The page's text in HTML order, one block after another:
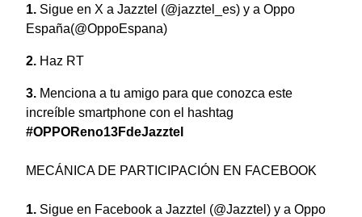
Sigue en X a Jazztel (@jazztel_es) y a Oppo
España(@OppoEspana)
Haz RT
Menciona a tu amigo para que conozca este
increíble smartphone con el hashtag
#OPPOReno13FdeJazztel
MECÁNICA DE PARTICIPACIÓN EN FACEBOOK
Sigue en Facebook a Jazztel (@Jazztel) y a Oppo